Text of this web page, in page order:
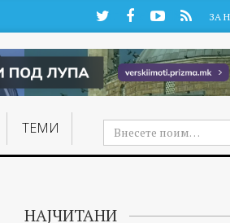
TwitterFacebookYouTube
RSS ЗА
ТЕМИ
НАЈЧИТАНИ